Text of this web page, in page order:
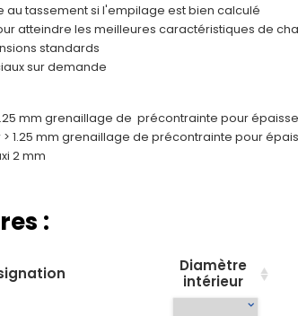
tassement si l'empilage est bien calculé
atteindre les meilleures caractéristiques de
standards
sur demande
1.25 mm grenaillage de précontrainte pour
> 1.25 mm grenaillage de précontrainte pour
2 mm
:
Diamètre
intérieur